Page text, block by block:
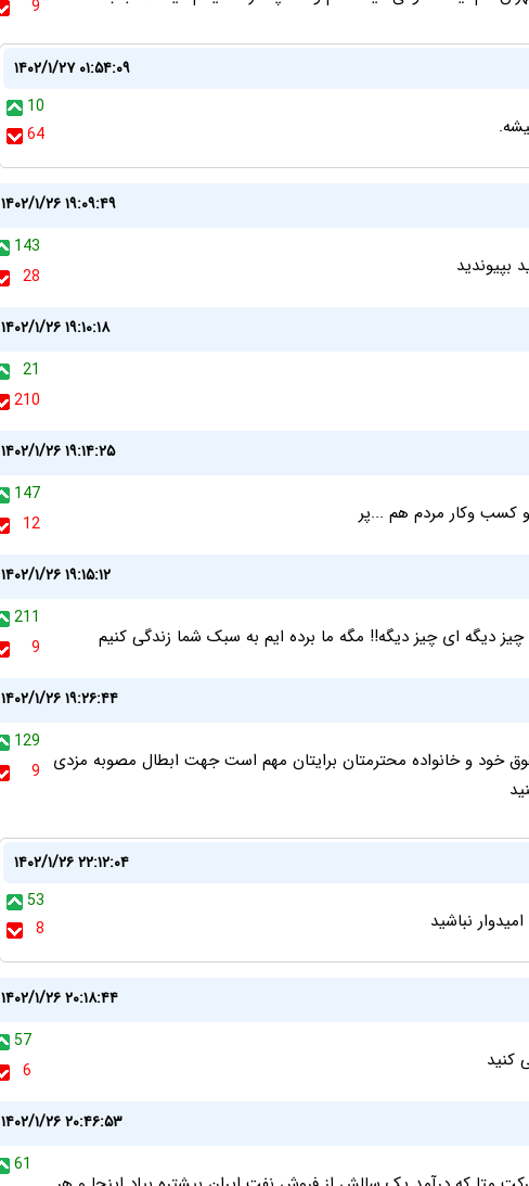
9
۱۴۰۲/۱/۲۷ ۰۱:۵۴:۰۹
10
64
۱۴۰۲/۱/۲۶ ۱۹:۰۹:۴۹
143
28
بپیوندید
۱۴۰۲/۱/۲۶ ۱۹:۱۰:۱۸
21
210
۱۴۰۲/۱/۲۶ ۱۹:۱۴:۲۵
147
12
کسب وکار مردم هم ...پر
۱۴۰۲/۱/۲۶ ۱۹:۱۵:۱۲
211
9
دیگه ای چیز دیگه!! مگه ما برده ایم به سبک شما زندگی کنیم
۱۴۰۲/۱/۲۶ ۱۹:۲۶:۴۴
129
9
خود و خانواده محترمتان برایتان مهم است جهت ابطال مصوبه مزدی
۱۴۰۲/۱/۲۶ ۲۲:۱۲:۰۴
53
8
نباشید
۱۴۰۲/۱/۲۶ ۲۰:۱۸:۴۴
57
6
کنید
۱۴۰۲/۱/۲۶ ۲۰:۴۶:۵۳
61